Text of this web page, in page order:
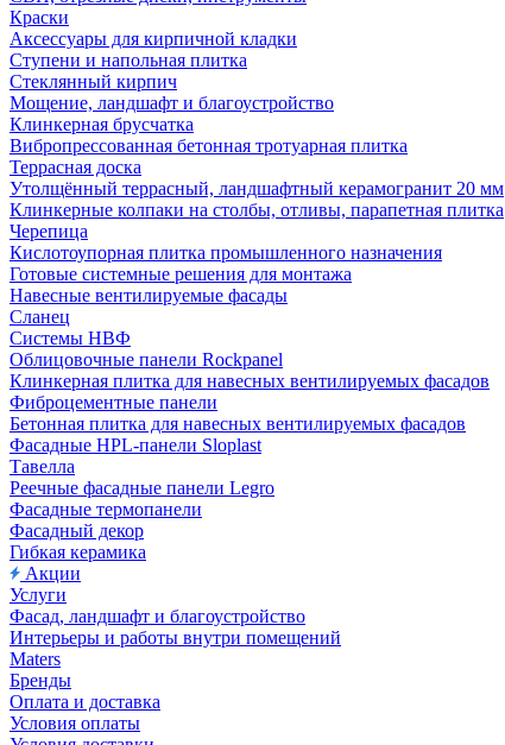
Краски
Аксессуары для кирпичной кладки
Ступени и напольная плитка
Cтеклянный кирпич
Мощение, ландшафт и благоустройство
Клинкерная брусчатка
Вибропрессованная бетонная тротуарная плитка
Террасная доска
Утолщённый террасный, ландшафтный керамогранит 20 мм
Клинкерные колпаки на столбы, отливы, парапетная плитка
Черепица
Кислотоупорная плитка промышленного назначения
Готовые системные решения для монтажа
Навесные вентилируемые фасады
Сланец
Системы НВФ
Облицовочные панели Rockpanel
Клинкерная плитка для навесных вентилируемых фасадов
Фиброцементные панели
Бетонная плитка для навесных вентилируемых фасадов
Фасадные HPL-панели Sloplast
Тавелла
Реечные фасадные панели Legro
Фасадные термопанели
Фасадный декор
Гибкая керамика
Акции
Услуги
Фасад, ландшафт и благоустройство
Интерьеры и работы внутри помещений
Maters
Бренды
Оплата и доставка
Условия оплаты